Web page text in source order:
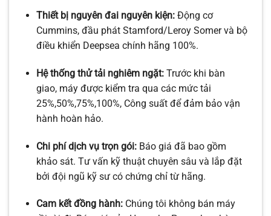
Thiết bị nguyên đai nguyên kiện:Động cơ
Cummins, đầu phát Stamford/Leroy Somer và bộ
điều khiển Deepsea chính hãng 100%.
Hệ thống thử tải nghiêm ngặt:Trước khi bàn
giao, máy được kiểm tra qua các mức tải
25%,50%,75%,100%,Công suất để đảm bảo vận
hành hoàn hảo.
Chi phí dịch vụ trọn gói:Báo giá đã bao gồm
khảo sát. Tư vấn kỹ thuật chuyên sâu và lắp đặt
bởi đội ngũ kỹ sư có chứng chỉ từ hãng.
Cam kết đồng hành:Chúng tôi không bán máy